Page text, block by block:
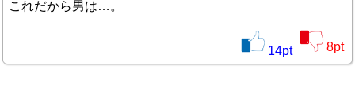
これだから男は…。
14pt 8pt